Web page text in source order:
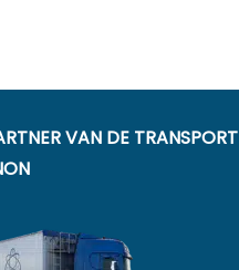
VAN DE TRANSPORT